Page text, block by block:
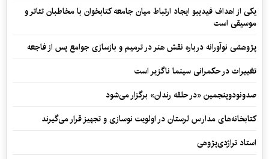
یکی از اهداف فیدیبو ایجاد ارتباط میان جامعه کتابخوان با مخاطبان تئاتر و
موسیقی است
پژوهشی نوآورانه درباره نقش هنر در ترمیم و بازسازی جوامع پس از فاجعه
تغییرات در حکمرانی سینما ناگزیر است
صدونودوپنجمین «در حلقه رندان» برگزار می‌شود
کتابخانه‌های مدارس لرستان در اولویت نوسازی و تجهیز قرار می‌گیرند
استاد تراژدی‌پژوهی